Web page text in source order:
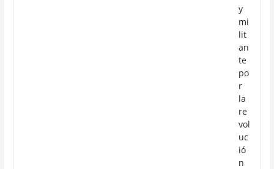
y
mi
lit
an
te
po
r
la
re
vol
uc
ió
n